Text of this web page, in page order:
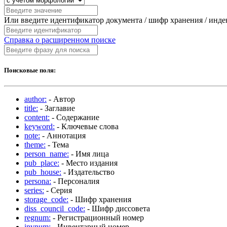
Или введите идентификатор документа / шифр хранения /
Справка о расширенном поиске
Поисковые поля:
author: - Автор
title: - Заглавие
content: - Содержание
keyword: - Ключевые слова
note: - Аннотация
theme: - Тема
person_name: - Имя лица
pub_place: - Место издания
pub_house: - Издательство
persona: - Персоналия
series: - Серия
storage_code: - Шифр хранения
diss_council_code: - Шифр диссовета
regnum: - Регистрационный номер